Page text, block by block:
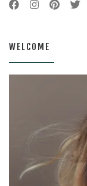
WELCOME